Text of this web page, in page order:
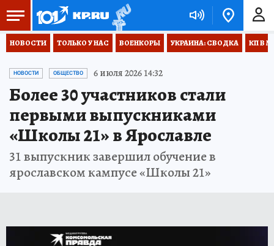
НОВОСТИ ТОЛЬКО У НАС ВОЕНКОРЫ УКРАИНА: СВОДКА КП В
НОВОСТИ ОБЩЕСТВО 6 июля 2026 14:32
Более 30 участников стали
первыми выпускниками
«Школы 21» в Ярославле
31 выпускник завершил обучение в
ярославском кампусе «Школы 21»